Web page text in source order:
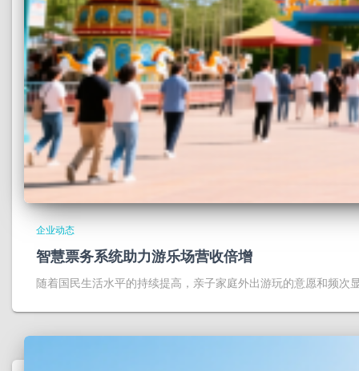
企业动态
智慧票务系统助力游乐场营收倍增
随着国民生活水平的持续提高，亲子家庭外出游玩的意愿和频次